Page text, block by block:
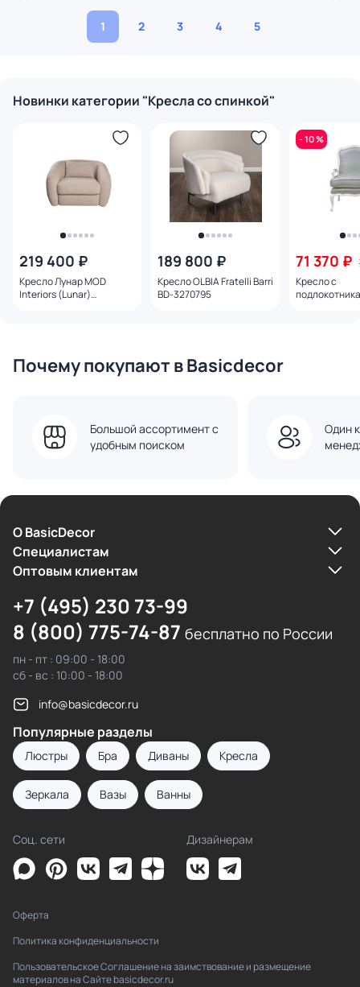
1 2 3 4 5
Новинки категории "Кресла со спинкой"
219 400 ₽
Кресло Лунар MOD
Interiors (Lunar)
189 800 ₽
Кресло OLBIA Fratelli Barri
BD-3270795
- 10 %
71 370 ₽
Кресло с
Почему покупают в Basicdecor
Большой ассортимент с
удобным поиском
Один
О BasicDecor
Cпециалистам
Оптовым клиентам
+7 (495) 230 73-99
8 (800) 775-74-87 бесплатно по России
пн - пт : 09:00 - 18:00
сб - вс : 10:00 - 18:00
info@basicdecor.ru
Популярные разделы
Люстры Бра Диваны Кресла
Зеркала Вазы Ванны
Соц. сети Дизайнерам
Оферта
Политика конфиденциальности
Пользовательское Соглашение на заимствование и размещение
материалов на Сайте basicdecor.ru